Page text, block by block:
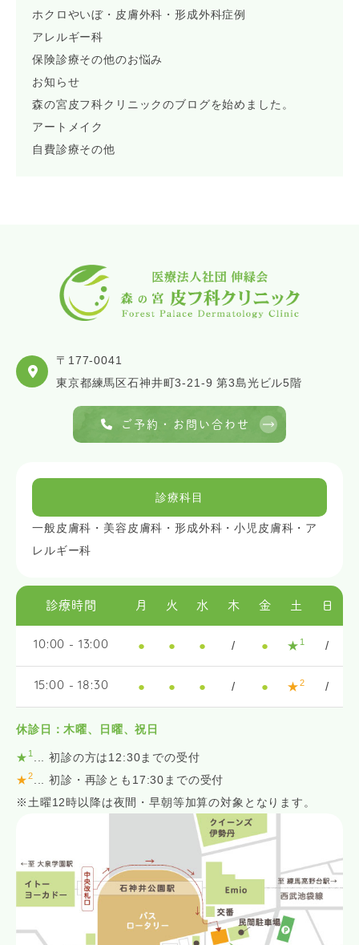
ホクロやいぼ・皮膚外科・形成外科症例
アレルギー科
保険診療その他のお悩み
お知らせ
森の宮皮フ科クリニックのブログを始めました。
アートメイク
自費診療その他
〒177-0041
東京都練馬区石神井町3-21-9 第3島光ビル5階
ご予約・お問い合わせ
診療科目
一般皮膚科・美容皮膚科・形成外科・小児皮膚科・ア
レルギー科
診療時間 月 火 水 木 金 土 日
10:00 - 13:00 ● ● ● / ● ★ 1 /
15:00 - 18:30 ● ● ● / ● ★2 /
休診日：木曜、日曜、祝日
★ 1
... 初診の方は12:30までの受付
★2
... 初診・再診とも17:30までの受付
※土曜12時以降は夜間・早朝等加算の対象となります。